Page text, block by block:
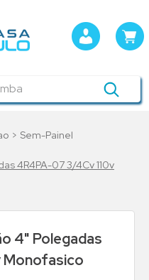
Sem-Painel
4R4PA-07 3/4Cv 110v
4" Polegadas
Monofasico